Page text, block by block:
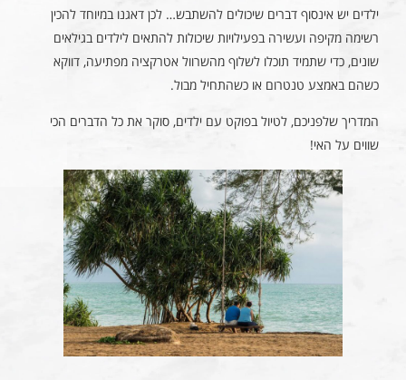
ילדים יש אינסוף דברים שיכולים להשתבש… לכן דאגנו במיוחד להכין
רשימה מקיפה ועשירה בפעילויות שיכולות להתאים לילדים בגילאים
שונים, כדי שתמיד תוכלו לשלוף מהשרוול אטרקציה מפתיעה, דווקא
כשהם באמצע טנטרום או כשהתחיל מבול.
המדריך שלפניכם, לטיול בפוקט עם ילדים, סוקר את כל הדברים הכי
שווים על האי!